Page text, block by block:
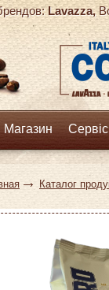
Lavazza,
Магазин
Каталог